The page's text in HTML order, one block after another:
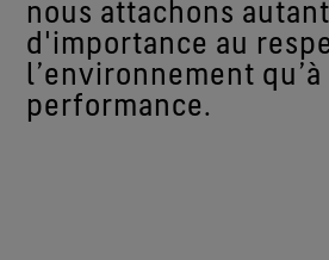
nous attachons autant
d'importance au
l’environnement qu’à
performance.